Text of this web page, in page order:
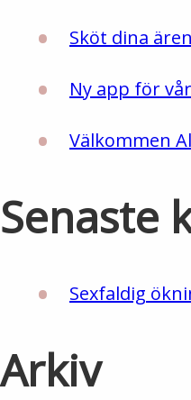
Sköt dina
Ny app för
Välkommen
Senaste
Sexfaldig
Arkiv